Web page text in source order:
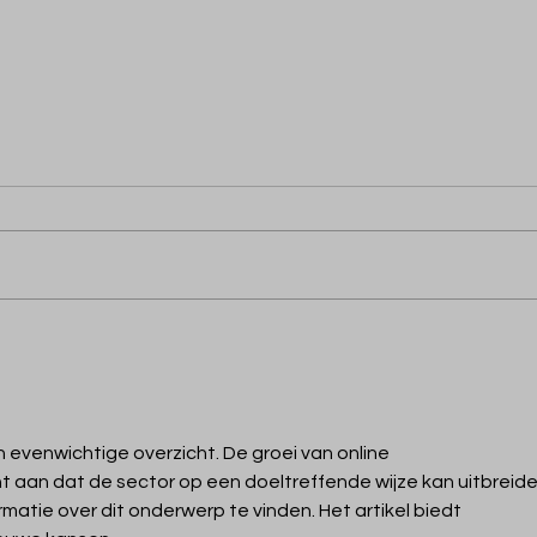
overzicht. De groei van online
dat de sector op een doeltreffende wijze kan
over dit onderwerp te vinden. Het artikel biedt